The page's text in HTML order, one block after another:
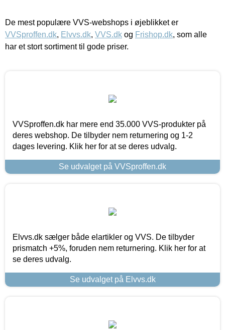
De mest populære VVS-webshops i øjeblikket er
VVSproffen.dk, Elvvs.dk, VVS.dk og Frishop.dk, som alle
har et stort sortiment til gode priser.
VVSproffen.dk har mere end 35.000 VVS-produkter på
deres webshop. De tilbyder nem returnering og 1-2
dages levering. Klik her for at se deres udvalg.
Se udvalget på VVSproffen.dk
Elvvs.dk sælger både elartikler og VVS. De tilbyder
prismatch +5%, foruden nem returnering. Klik her for at
se deres udvalg.
Se udvalget på Elvvs.dk